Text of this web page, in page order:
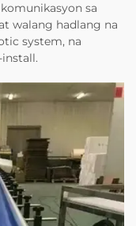
sa
walang hadlang na
system, na